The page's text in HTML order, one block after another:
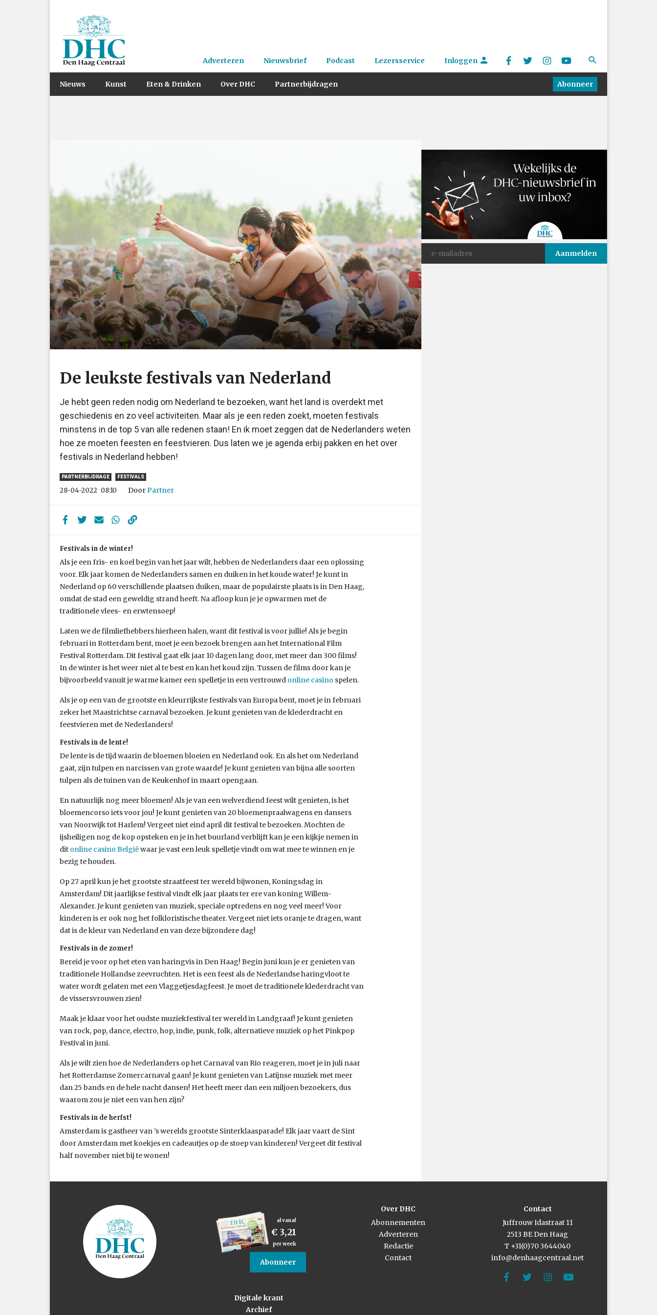
Adverteren Nieuwsbrief Podcast Lezersservice Inloggen
Nieuws Kunst Eten & Drinken Over DHC Partnerbijdragen Abonneer
De leukste festivals van Nederland
Je hebt geen reden nodig om Nederland te bezoeken, want het land is overdekt met
geschiedenis en zo veel activiteiten. Maar als je een reden zoekt, moeten festivals
minstens in de top 5 van alle redenen staan! En ik moet zeggen dat de Nederlanders weten
hoe ze moeten feesten en feestvieren. Dus laten we je agenda erbij pakken en het over
festivals in Nederland hebben!
PARTNERBIJDRAGE FESTIVALS
28-04-2022 08:10 Door Partner
Festivals in de winter!
Als je een fris- en koel begin van het jaar wilt, hebben de Nederlanders daar een oplossing
voor. Elk jaar komen de Nederlanders samen en duiken in het koude water! Je kunt in
Nederland op 60 verschillende plaatsen duiken, maar de populairste plaats is in Den Haag,
omdat de stad een geweldig strand heeft. Na afloop kun je je opwarmen met de
traditionele vlees- en erwtensoep!
Laten we de filmliefhebbers hierheen halen, want dit festival is voor jullie! Als je begin
februari in Rotterdam bent, moet je een bezoek brengen aan het International Film
Festival Rotterdam. Dit festival gaat elk jaar 10 dagen lang door, met meer dan 300 films!
In de winter is het weer niet al te best en kan het koud zijn. Tussen de films door kan je
bijvoorbeeld vanuit je warme kamer een spelletje in een vertrouwd online casino spelen.
Als je op een van de grootste en kleurrijkste festivals van Europa bent, moet je in februari
zeker het Maastrichtse carnaval bezoeken. Je kunt genieten van de klederdracht en
feestvieren met de Nederlanders!
Festivals in de lente!
De lente is de tijd waarin de bloemen bloeien en Nederland ook. En als het om Nederland
gaat, zijn tulpen en narcissen van grote waarde! Je kunt genieten van bijna alle soorten
tulpen als de tuinen van de Keukenhof in maart opengaan.
En natuurlijk nog meer bloemen! Als je van een welverdiend feest wilt genieten, is het
bloemencorso iets voor jou! Je kunt genieten van 20 bloemenpraalwagens en dansers
van Noorwijk tot Harlem! Vergeet niet eind april dit festival te bezoeken. Mochten de
ijsheiligen nog de kop opsteken en je in het buurland verblijft kan je een kijkje nemen in
dit online casino Belgiëwaar je vast een leuk spelletje vindt om wat mee te winnen en je
bezig te houden.
Op 27 april kun je het grootste straatfeest ter wereld bijwonen, Koningsdag in
Amsterdam! Dit jaarlijkse festival vindt elk jaar plaats ter ere van koning Willem-
Alexander. Je kunt genieten van muziek, speciale optredens en nog veel meer! Voor
kinderen is er ook nog het folkloristische theater. Vergeet niet iets oranje te dragen, want
dat is de kleur van Nederland en van deze bijzondere dag!
Festivals in de zomer!
Bereid je voor op het eten van haringvis in Den Haag! Begin juni kun je er genieten van
traditionele Hollandse zeevruchten. Het is een feest als de Nederlandse haringvloot te
water wordt gelaten met een Vlaggetjesdagfeest. Je moet de traditionele klederdracht van
de vissersvrouwen zien!
Maak je klaar voor het oudste muziekfestival ter wereld in Landgraaf! Je kunt genieten
van rock, pop, dance, electro, hop, indie, punk, folk, alternatieve muziek op het Pinkpop
Festival in juni.
Als je wilt zien hoe de Nederlanders op het Carnaval van Rio reageren, moet je in juli naar
het Rotterdamse Zomercarnaval gaan! Je kunt genieten van Latijnse muziek met meer
dan 25 bands en de hele nacht dansen! Het heeft meer dan een miljoen bezoekers, dus
waarom zou je niet een van hen zijn?
Festivals in de herfst!
Amsterdam is gastheer van ’s werelds grootste Sinterklaasparade! Elk jaar vaart de Sint
door Amsterdam met koekjes en cadeautjes op de stoep van kinderen! Vergeet dit festival
half november niet bij te wonen!
al vanaf
€ 3,21
per week
Abonneer
Digitale krant
Archief
Over DHC
Abonnementen
Adverteren
Redactie
Contact
Contact
Juffrouw Idastraat 11
2513 BE Den Haag
T +31(0)70 3644040
info@denhaagcentraal.net